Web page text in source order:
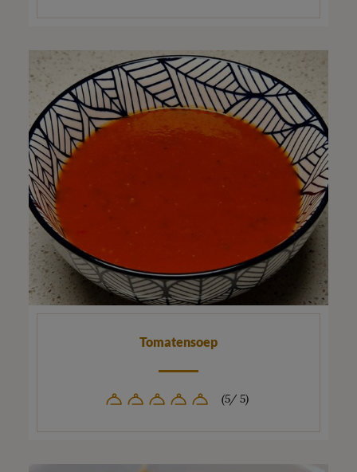
Tomatensoep
(5/ 5)